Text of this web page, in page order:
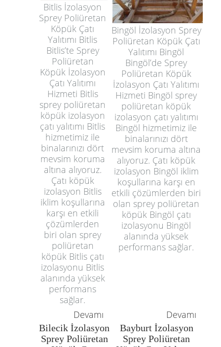
Bitlis İzolasyon
Sprey Poliüretan
Köpük Çatı
Yalıtımı Bitlis
Bitlis’te Sprey
Poliüretan
Köpük İzolasyon
Çatı Yalıtımı
Hizmeti Bitlis
sprey poliüretan
köpük izolasyon
çatı yalıtımı Bitlis
hizmetimiz ile
binalarınızı dört
mevsim koruma
altına alıyoruz.
Çatı köpük
izolasyon Bitlis
iklim koşullarına
karşı en etkili
çözümlerden
biri olan sprey
poliüretan
köpük Bitlis çatı
izolasyonu Bitlis
alanında yüksek
performans
sağlar.
Bingöl İzolasyon Sprey
Poliüretan Köpük Çatı
Yalıtımı Bingöl
Bingöl’de Sprey
Poliüretan Köpük
İzolasyon Çatı Yalıtımı
Hizmeti Bingöl sprey
poliüretan köpük
izolasyon çatı yalıtımı
Bingöl hizmetimiz ile
binalarınızı dört
mevsim koruma altına
alıyoruz. Çatı köpük
izolasyon Bingöl iklim
koşullarına karşı en
etkili çözümlerden biri
olan sprey poliüretan
köpük Bingöl çatı
izolasyonu Bingöl
alanında yüksek
performans sağlar.
Devamı Devamı
Bilecik İzolasyon
Sprey Poliüretan
Bayburt İzolasyon
Sprey Poliüretan